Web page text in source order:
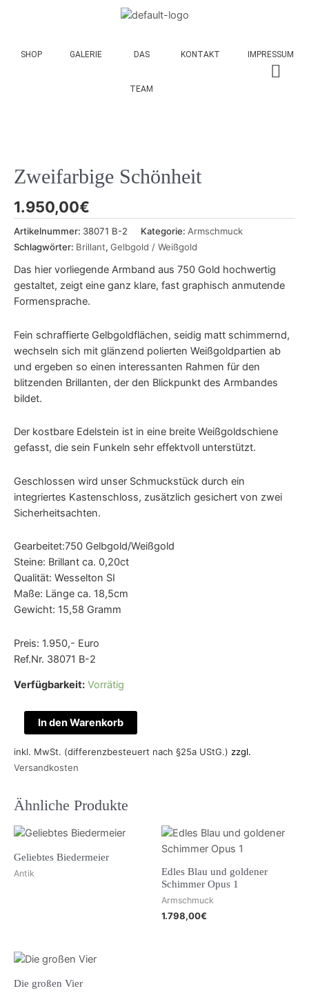
SHOP GALERIE DAS
TEAM
KONTAKT IMPRESSUM
Zweifarbige Schönheit
1.950,00€
Artikelnummer: 38071 B-2 Kategorie: Armschmuck
Schlagwörter: Brillant, Gelbgold / Weißgold
Das hier vorliegende Armband aus 750 Gold hochwertig
gestaltet, zeigt eine ganz klare, fast graphisch anmutende
Formensprache.
Fein schraffierte Gelbgoldflächen, seidig matt schimmernd,
wechseln sich mit glänzend polierten Weißgoldpartien ab
und ergeben so einen interessanten Rahmen für den
blitzenden Brillanten, der den Blickpunkt des Armbandes
bildet.
Der kostbare Edelstein ist in eine breite Weißgoldschiene
gefasst, die sein Funkeln sehr effektvoll unterstützt.
Geschlossen wird unser Schmuckstück durch ein
integriertes Kastenschloss, zusätzlich gesichert von zwei
Sicherheitsachten.
Gearbeitet:750 Gelbgold/Weißgold
Steine: Brillant ca. 0,20ct
Qualität: Wesselton SI
Maße: Länge ca. 18,5cm
Gewicht: 15,58 Gramm
Preis: 1.950,- Euro
Ref.Nr. 38071 B-2
Verfügbarkeit: Vorrätig
In den Warenkorb
inkl. MwSt. (differenzbesteuert nach §25a UStG.) zzgl.
Versandkosten
Ähnliche Produkte
Geliebtes Biedermeier
Antik
Edles Blau und goldener
Schimmer Opus 1
Armschmuck
1.798,00€
Die großen Vier